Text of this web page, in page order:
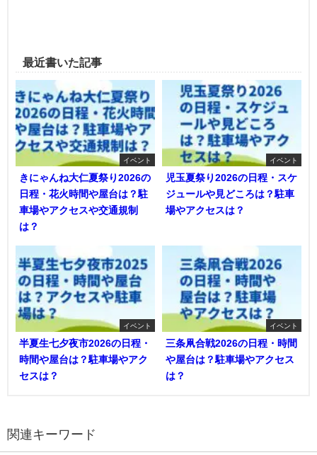
最近書いた記事
イベント
きにゃんね大仁夏祭り2026の
日程・花火時間や屋台は？駐
車場やアクセスや交通規制
は？
イベント
児玉夏祭り2026の日程・スケ
ジュールや見どころは？駐車
場やアクセスは？
イベント
半夏生七夕夜市2026の日程・
時間や屋台は？駐車場やアク
セスは？
イベント
三条凧合戦2026の日程・時間
や屋台は？駐車場やアクセス
は？
関連キーワード